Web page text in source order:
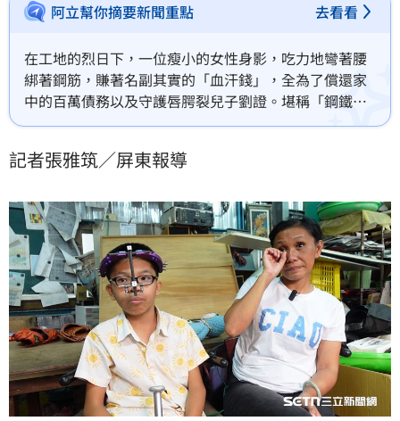
阿立幫你摘要新聞重點 去看看
在工地的烈日下，一位瘦小的女性身影，吃力地彎著腰
綁著鋼筋，賺著名副其實的「血汗錢」，全為了償還家
中的百萬債務以及守護唇腭裂兒子劉證。堪稱「鋼鐵母
親」的她，曾是吹著冷氣的工廠作業員，卻在丈夫經商
懼與對體力的極限，踩上十幾層樓高的鷹架。戴著上顎
11歲大而已，但早已洞悉現實的殘酷與溫情，讓人不捨
又佩服。
記者張雅筑／屏東報導